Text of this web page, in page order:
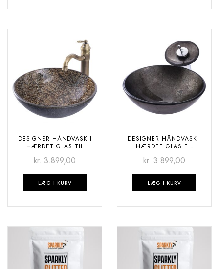
DESIGNER HÅNDVASK I
HÆRDET GLAS TIL
kr. 3.899,00
LÆG I KURV
DESIGNER HÅNDVASK I
HÆRDET GLAS TIL
STARS
kr. 3.899,00
LÆG I KURV